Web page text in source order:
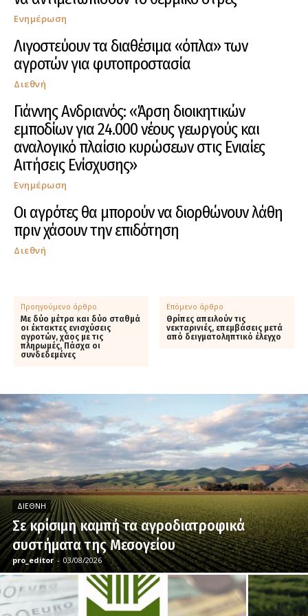
Ενημέρωση
Λιγοστεύουν τα διαθέσιμα «όπλα» των
αγροτών για φυτοπροστασία
Διεθνή
Γιάννης Ανδριανός: «Άρση διοικητικών
εμποδίων για 24.000 νέους γεωργούς και
αναλογικό πλαίσιο κυρώσεων στις Ενιαίες
Αιτήσεις Ενίσχυσης»
Ενημέρωση
Οι αγρότες θα μπορούν να διορθώνουν λάθη
πριν χάσουν την επιδότηση
Διεθνή
Προηγούμενο άρθρο
Με δύο μέτρα και δύο σταθμά
οι έκτακτες ενισχύσεις
αγροτών, χάος με τις
πληρωμές, Πάσχα οι
συνδεδεμένες
Επόμενο άρθρο
Θρίπες απειλούν τις
νεκταρινιές, επεμβάσεις μετά
από δειγματοληπτικό έλεγχο
ΔΙΕΘΝΉ
Σε κρίσιμη καμπή τα αγροδιατροφικά
συστήματα της Μεσογείου
pro_editor - 03/08/2026